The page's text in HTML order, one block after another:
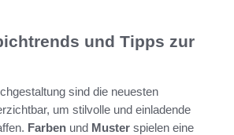
und Tipps zur
sind die neuesten
um stilvolle und einladende
Farben und Muster spielen eine